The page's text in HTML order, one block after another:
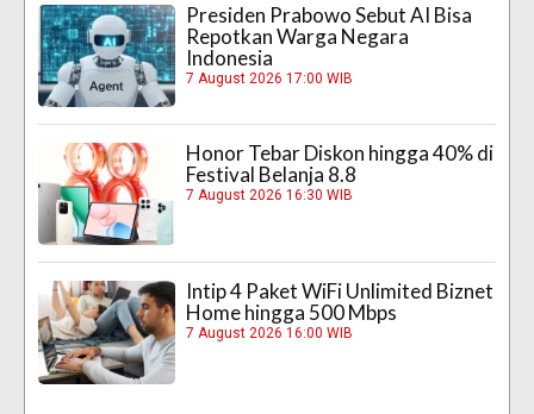
Presiden Prabowo Sebut AI Bisa
Repotkan Warga Negara
Indonesia
7 August 2026 17:00 WIB
Honor Tebar Diskon hingga 40% di
Festival Belanja 8.8
7 August 2026 16:30 WIB
Intip 4 Paket WiFi Unlimited Biznet
Home hingga 500 Mbps
7 August 2026 16:00 WIB